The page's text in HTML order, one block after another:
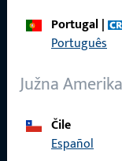
Portugal|
Português
Južna Amerika
Čile
Español